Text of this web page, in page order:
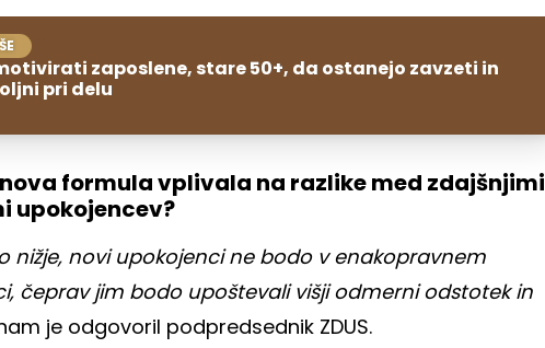
zaposlene, stare 50+, da ostanejo zavzeti in
pri delu
formula vplivala na razlike med zdajšnjimi
upokojencev?
nižje, novi upokojenci ne bodo v enakopravnem
čeprav jim bodo upoštevali višji odmerni odstotek in
je odgovoril podpredsednik ZDUS.